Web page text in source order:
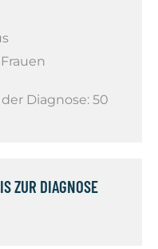
Diagnose: 50
ZUR DIAGNOSE